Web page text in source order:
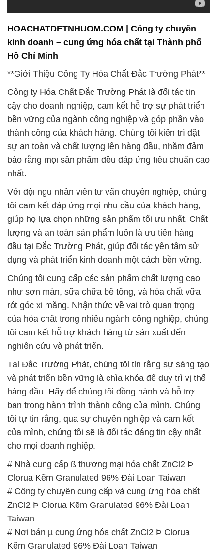
HOACHATDETNHUOM.COM | Công ty chuyên
kinh doanh – cung ứng hóa chất tại Thành phố
Hồ Chí Minh
**Giới Thiệu Công Ty Hóa Chất Đắc Trường Phát**
Công ty Hóa Chất Đắc Trường Phát là đối tác tin
cậy cho doanh nghiệp, cam kết hỗ trợ sự phát triển
bền vững của ngành công nghiệp và góp phần vào
thành công của khách hàng. Chúng tôi kiên trì đặt
sự an toàn và chất lượng lên hàng đầu, nhằm đảm
bảo rằng mọi sản phẩm đều đáp ứng tiêu chuẩn cao
nhất.
Với đội ngũ nhân viên tư vấn chuyên nghiệp, chúng
tôi cam kết đáp ứng mọi nhu cầu của khách hàng,
giúp họ lựa chọn những sản phẩm tối ưu nhất. Chất
lượng và an toàn sản phẩm luôn là ưu tiên hàng
đầu tại Đắc Trường Phát, giúp đối tác yên tâm sử
dụng và phát triển kinh doanh một cách bền vững.
Chúng tôi cung cấp các sản phẩm chất lượng cao
như sơn màn, sữa chữa bê tông, và hóa chất vữa
rót góc xi măng. Nhận thức về vai trò quan trọng
của hóa chất trong nhiều ngành công nghiệp, chúng
tôi cam kết hỗ trợ khách hàng từ sản xuất đến
nghiên cứu và phát triển.
Tại Đắc Trường Phát, chúng tôi tin rằng sự sáng tạo
và phát triển bền vững là chìa khóa để duy trì vị thế
hàng đầu. Hãy để chúng tôi đồng hành và hỗ trợ
bạn trong hành trình thành công của mình. Chúng
tôi tự tin rằng, qua sự chuyên nghiệp và cam kết
của mình, chúng tôi sẽ là đối tác đáng tin cậy nhất
cho mọi doanh nghiệp.
# Nhà cung cấp ß thương mại hóa chất ZnCl2 Þ
Clorua Kẽm Granulated 96% Đài Loan Taiwan
# Công ty chuyên cung cấp và cung ứng hóa chất
ZnCl2 Þ Clorua Kẽm Granulated 96% Đài Loan
Taiwan
# Nơi bán µ cung ứng hóa chất ZnCl2 Þ Clorua
Kẽm Granulated 96% Đài Loan Taiwan